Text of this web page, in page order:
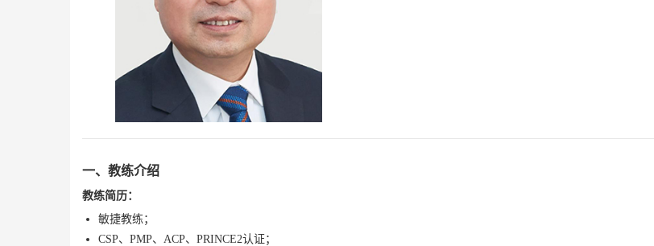
一、教练介绍
教练简历：
敏捷教练；
CSP、PMP、ACP、PRINCE2认证；